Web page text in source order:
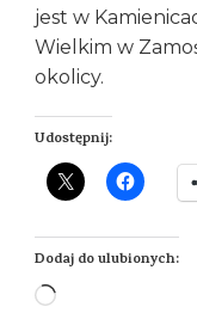
jest w
Wielkim w
okolicy.
Udostępnij:
Dodaj do ulubionych:
Wczytywanie…